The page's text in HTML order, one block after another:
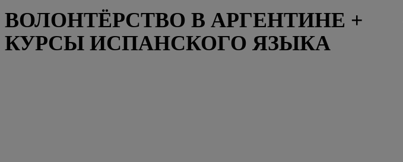
ВОЛОНТЁРСТВО В АРГЕНТИНЕ +
КУРСЫ ИСПАНСКОГО ЯЗЫКА